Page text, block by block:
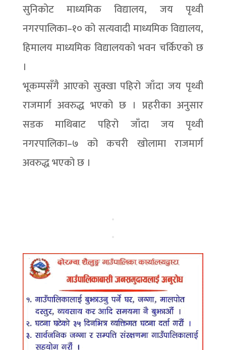
सुनिकोट माध्यमिक विद्यालय, जय पृथ्वी
नगरपालिका–१० को सत्यवादी माध्यमिक विद्यालय,
हिमालय माध्यमिक विद्यालयको भवन चर्किएको छ
।
भूकम्पसँगै आएको सुक्खा पहिरो जाँदा जय पृथ्वी
राजमार्ग अवरुद्ध भएको छ । प्रहरीका अनुसार
सडक माथिबाट पहिरो जाँदा जय पृथ्वी
नगरपालिका–७ को कचरी खोलामा राजमार्ग
अवरुद्ध भएको छ ।